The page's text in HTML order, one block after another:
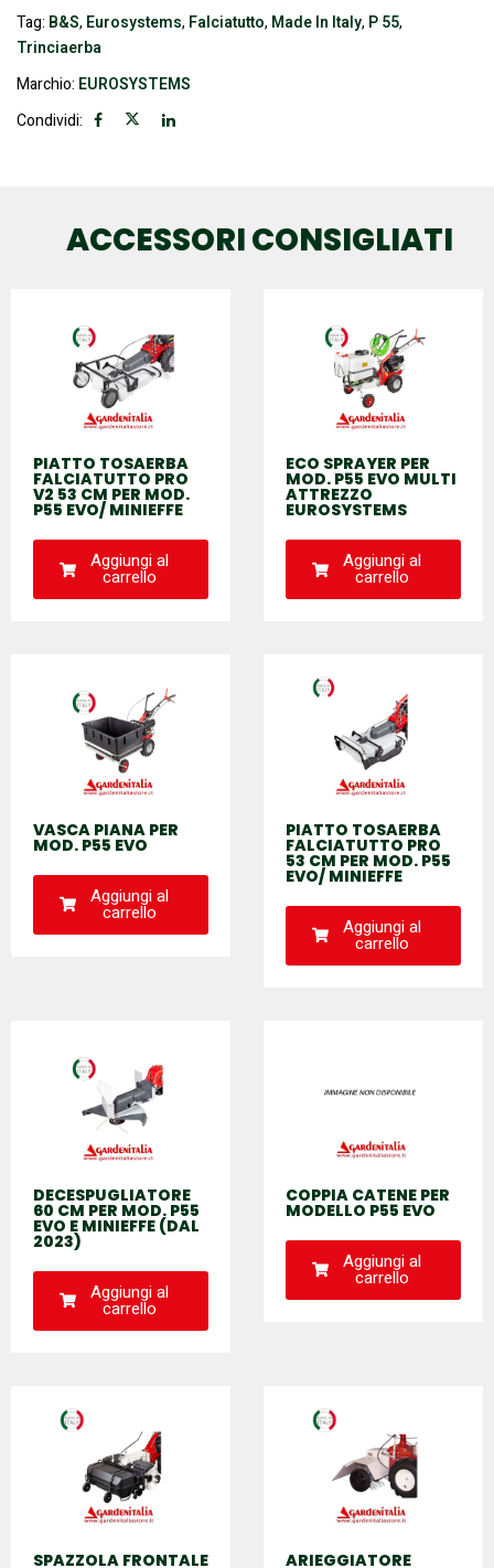
Tag: B&S, Eurosystems, Falciatutto, Made In Italy, P 55,
Trinciaerba
Marchio: EUROSYSTEMS
Condividi:
ACCESSORI CONSIGLIATI
PIATTO TOSAERBA
FALCIATUTTO PRO
V2 53 CM PER MOD.
P55 EVO/ MINIEFFE
Aggiungi al
carrello
ECO SPRAYER PER
MOD. P55 EVO MULTI
ATTREZZO
EUROSYSTEMS
Aggiungi al
carrello
VASCA PIANA PER
MOD. P55 EVO
Aggiungi al
carrello
PIATTO TOSAERBA
FALCIATUTTO PRO
53 CM PER MOD. P55
EVO/ MINIEFFE
Aggiungi al
carrello
DECESPUGLIATORE
60 CM PER MOD. P55
EVO E MINIEFFE (DAL
2023)
Aggiungi al
carrello
COPPIA CATENE PER
MODELLO P55 EVO
Aggiungi al
carrello
SPAZZOLA FRONTALE ARIEGGIATORE